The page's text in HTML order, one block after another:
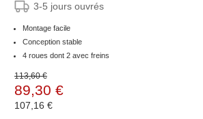
3-5 jours ouvrés
Montage facile
Conception stable
4 roues dont 2 avec freins
113,60 €
89,30 €
107,16 €